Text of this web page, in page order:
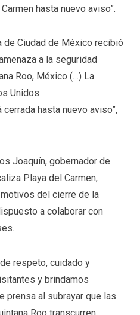
hasta nuevo aviso”.
de Ciudad de México recibió
a la seguridad
Roo, México (…) La
Unidos
hasta nuevo aviso”,
Joaquín, gobernador de
Playa del Carmen,
del cierre de la
a colaborar con
respeto, cuidado y
y brindamos
prensa al subrayar que las